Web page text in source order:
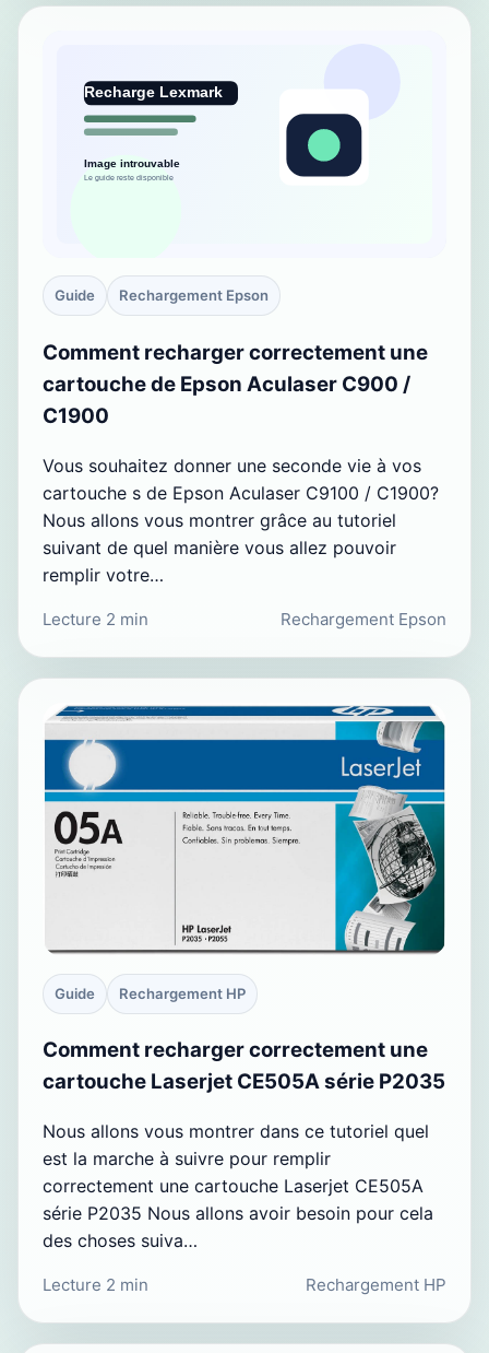
Guide Rechargement Epson
Comment recharger correctement une
cartouche de Epson Aculaser C900 /
C1900
Vous souhaitez donner une seconde vie à vos
cartouche s de Epson Aculaser C9100 / C1900?
Nous allons vous montrer grâce au tutoriel
suivant de quel manière vous allez pouvoir
remplir votre…
Lecture 2 min Rechargement Epson
Guide Rechargement HP
Comment recharger correctement une
cartouche Laserjet CE505A série P2035
Nous allons vous montrer dans ce tutoriel quel
est la marche à suivre pour remplir
correctement une cartouche Laserjet CE505A
série P2035 Nous allons avoir besoin pour cela
des choses suiva…
Lecture 2 min Rechargement HP